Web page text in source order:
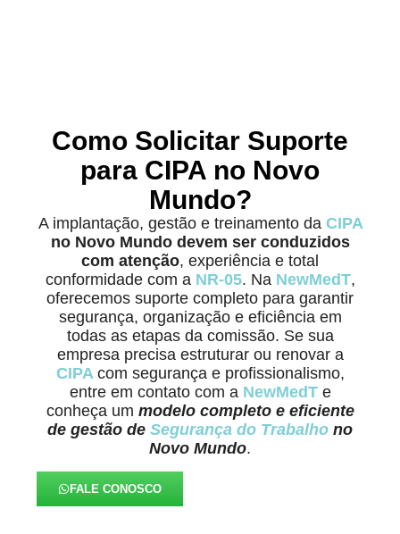
Como Solicitar Suporte
para CIPA no Novo
Mundo?
A implantação, gestão e treinamento da CIPA
no Novo Mundo devem ser conduzidos
com atenção, experiência e total
conformidade com a NR-05. Na NewMedT,
oferecemos suporte completo para garantir
segurança, organização e eficiência em
todas as etapas da comissão. Se sua
empresa precisa estruturar ou renovar a
CIPA com segurança e profissionalismo,
entre em contato com a NewMedT e
conheça um modelo completo e eficiente
de gestão de Segurança do Trabalho no
Novo Mundo.
FALE CONOSCO